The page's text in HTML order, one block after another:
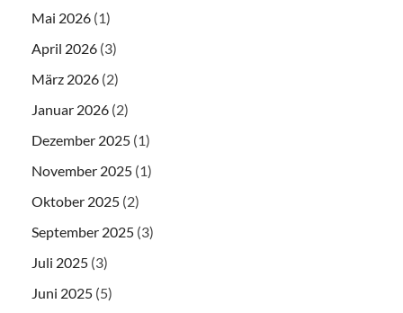
Mai 2026 (1)
April 2026 (3)
März 2026 (2)
Januar 2026 (2)
Dezember 2025 (1)
November 2025 (1)
Oktober 2025 (2)
September 2025 (3)
Juli 2025 (3)
Juni 2025 (5)